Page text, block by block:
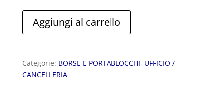
doppio
545-
N
Aggiungi al carrello
Categorie: BORSE E PORTABLOCCHI, UFFICIO /
CANCELLERIA